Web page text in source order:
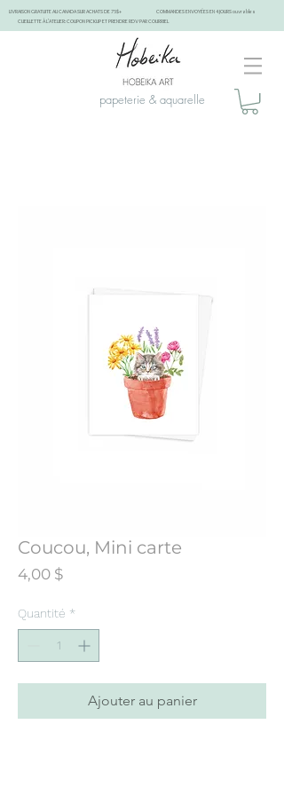
LIVRAISON GRATUITE AU CANADA SUR ACHATS DE 75$+
COMMANDES ENVOYÉES EN 4 JOURS ouvrables
CUEILLETTE À L'ATELIER: COUPON PICKUP ET PRENDRE RDV PAR COURRIEL
papeterie & aquarelle
Coucou, Mini carte
4,00 $Prix
Quantité *
Ajouter au panier